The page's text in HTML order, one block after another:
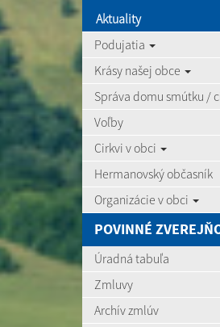
Aktuality
Podujatia
Krásy našej obce
Správa domu smútku /
Voľby
Cirkvi v obci
Hermanovský občasník
Organizácie v obci
POVINNÉ
Úradná tabuľa
Zmluvy
Archív zmlúv